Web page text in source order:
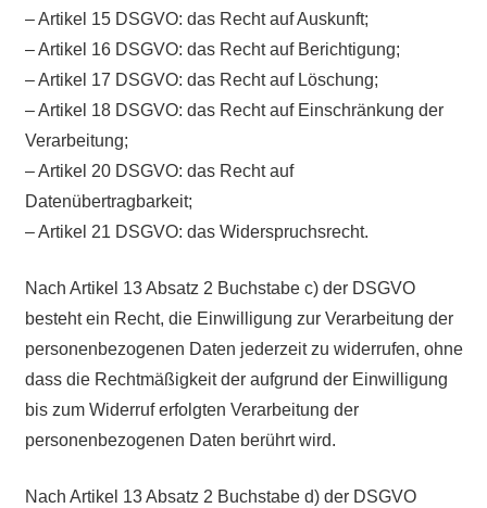
– Artikel 15 DSGVO: das Recht auf Auskunft;
– Artikel 16 DSGVO: das Recht auf Berichtigung;
– Artikel 17 DSGVO: das Recht auf Löschung;
– Artikel 18 DSGVO: das Recht auf Einschränkung der
Verarbeitung;
– Artikel 20 DSGVO: das Recht auf
Datenübertragbarkeit;
– Artikel 21 DSGVO: das Widerspruchsrecht.
Nach Artikel 13 Absatz 2 Buchstabe c) der DSGVO
besteht ein Recht, die Einwilligung zur Verarbeitung der
personenbezogenen Daten jederzeit zu widerrufen, ohne
dass die Rechtmäßigkeit der aufgrund der Einwilligung
bis zum Widerruf erfolgten Verarbeitung der
personenbezogenen Daten berührt wird.
Nach Artikel 13 Absatz 2 Buchstabe d) der DSGVO